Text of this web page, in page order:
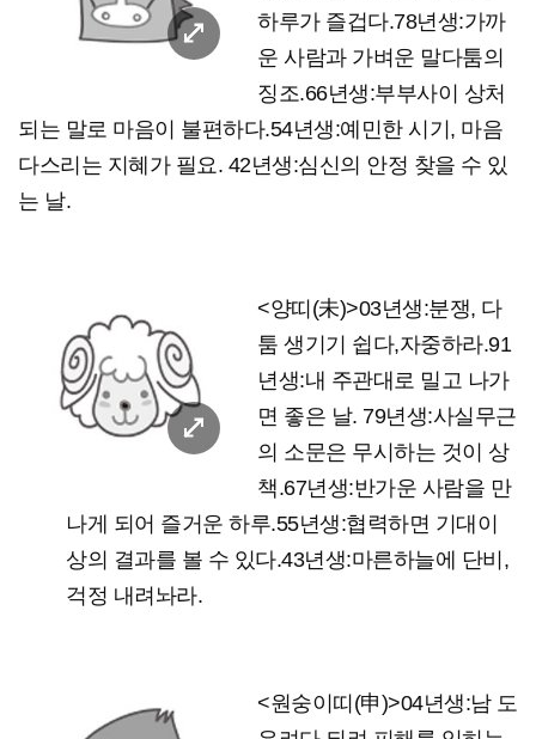
하루가 즐겁다.78년생:가까
운 사람과 가벼운 말다툼의
징조.66년생:부부사이 상처
되는 말로 마음이 불편하다.54년생:예민한 시기, 마음
다스리는 지혜가 필요. 42년생:심신의 안정 찾을 수 있
는 날.
<양띠(未)>03년생:분쟁, 다
툼 생기기 쉽다,자중하라.91
년생:내 주관대로 밀고 나가
면 좋은 날. 79년생:사실무근
의 소문은 무시하는 것이 상
책.67년생:반가운 사람을 만
나게 되어 즐거운 하루.55년생:협력하면 기대이
상의 결과를 볼 수 있다.43년생:마른하늘에 단비,
걱정 내려놔라.
<원숭이띠(申)>04년생:남 도